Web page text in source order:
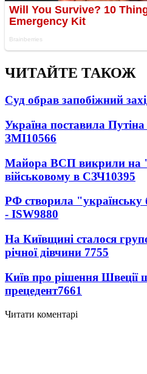
ЧИТАЙТЕ ТАКОЖ
Суд обрав запобіжний
Україна поставила
ЗМІ10566
Майора ВСП викрили на
військовому в СЗЧ10395
РФ створила "українську
- ISW9880
На Київщині сталося
річної дівчини 7755
Київ про рішення Швеції
прецедент7661
Читати коментарі